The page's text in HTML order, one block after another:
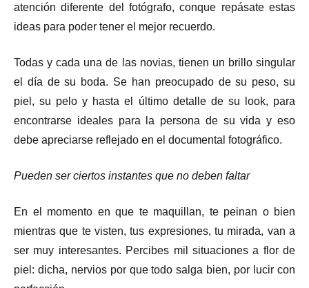
atención diferente del fotógrafo, conque repásate estas
ideas para poder tener el mejor recuerdo.
Todas y cada una de las novias, tienen un brillo singular
el día de su boda. Se han preocupado de su peso, su
piel, su pelo y hasta el último detalle de su look, para
encontrarse ideales para la persona de su vida y eso
debe apreciarse reflejado en el documental fotográfico.
Pueden ser ciertos instantes que no deben faltar
En el momento en que te maquillan, te peinan o bien
mientras que te visten, tus expresiones, tu mirada, van a
ser muy interesantes. Percibes mil situaciones a flor de
piel: dicha, nervios por que todo salga bien, por lucir con